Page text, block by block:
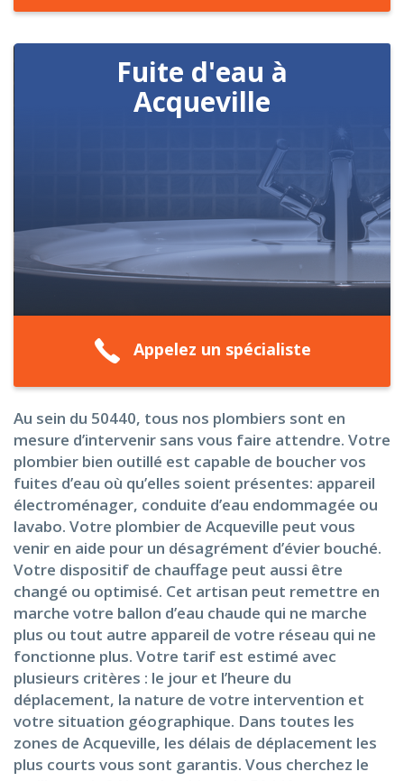
Fuite d'eau à
Acqueville
Appelez un spécialiste
Au sein du 50440, tous nos plombiers sont en
mesure d’intervenir sans vous faire attendre. Votre
plombier bien outillé est capable de boucher vos
fuites d’eau où qu’elles soient présentes: appareil
électroménager, conduite d’eau endommagée ou
lavabo. Votre plombier de Acqueville peut vous
venir en aide pour un désagrément d’évier bouché.
Votre dispositif de chauffage peut aussi être
changé ou optimisé. Cet artisan peut remettre en
marche votre ballon d’eau chaude qui ne marche
plus ou tout autre appareil de votre réseau qui ne
fonctionne plus. Votre tarif est estimé avec
plusieurs critères : le jour et l’heure du
déplacement, la nature de votre intervention et
votre situation géographique. Dans toutes les
zones de Acqueville, les délais de déplacement les
plus courts vous sont garantis. Vous cherchez le